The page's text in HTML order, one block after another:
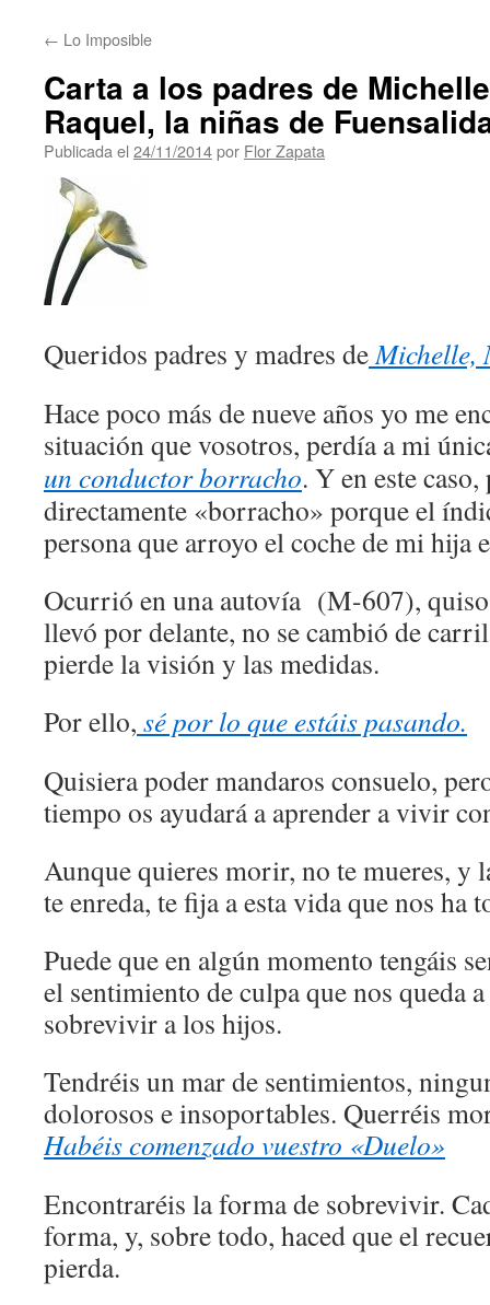
← Lo Imposible
Carta a los padres de
Raquel, la niñas de
Publicada el 24/11/2014por Flor Zapata
Queridos padres y madres deMichelle,
Hace poco más de nueve años yo me
situación que vosotros, perdía a mi
un conductor borracho. Y en este
directamente «borracho» porque el
persona que arroyo el coche de mi hija
Ocurrió en una autovía (M-607), quiso
llevó por delante, no se cambió de
pierde la visión y las medidas.
Por ello, sé por lo que estáis pasando.
Quisiera poder mandaros consuelo,
tiempo os ayudará a aprender a vivir
Aunque quieres morir, no te mueres, y
te enreda, te fija a esta vida que nos ha
Puede que en algún momento tengáis
el sentimiento de culpa que nos queda
sobrevivir a los hijos.
Tendréis un mar de sentimientos,
dolorosos e insoportables. Querréis
Habéis comenzado vuestro «Duelo»
Encontraréis la forma de sobrevivir.
forma, y, sobre todo, haced que el
pierda.